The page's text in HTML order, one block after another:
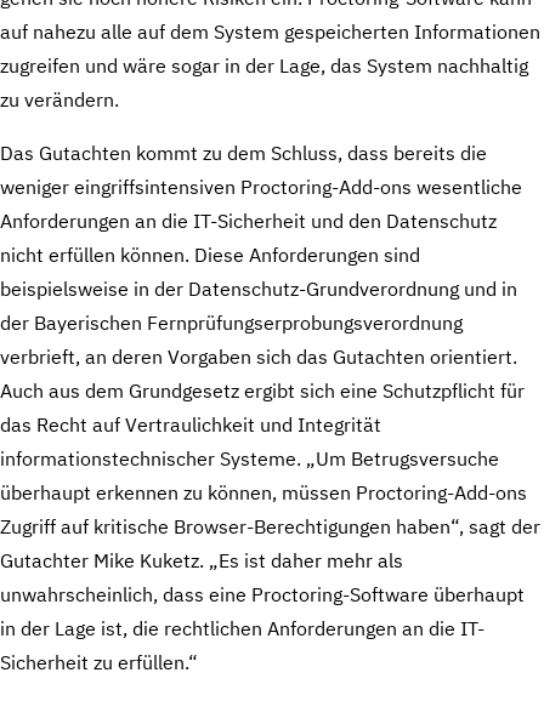
auf nahezu alle auf dem System gespeicherten Informationen
zugreifen und wäre sogar in der Lage, das System nachhaltig
zu verändern.
Das Gutachten kommt zu dem Schluss, dass bereits die
weniger eingriffsintensiven Proctoring-Add-ons wesentliche
Anforderungen an die IT-Sicherheit und den Datenschutz
nicht erfüllen können. Diese Anforderungen sind
beispielsweise in der Datenschutz-Grundverordnung und in
der Bayerischen Fernprüfungserprobungsverordnung
verbrieft, an deren Vorgaben sich das Gutachten orientiert.
Auch aus dem Grundgesetz ergibt sich eine Schutzpflicht für
das Recht auf Vertraulichkeit und Integrität
informationstechnischer Systeme. „Um Betrugsversuche
überhaupt erkennen zu können, müssen Proctoring-Add-ons
Zugriff auf kritische Browser-Berechtigungen haben“, sagt der
Gutachter Mike Kuketz. „Es ist daher mehr als
unwahrscheinlich, dass eine Proctoring-Software überhaupt
in der Lage ist, die rechtlichen Anforderungen an die IT-
Sicherheit zu erfüllen.“